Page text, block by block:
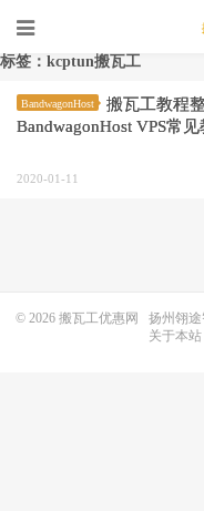
标签：kcptun搬瓦工
BandwagonHost
搬瓦工教程
BandwagonHost VPS常见
2020-01-11
© 2026 搬瓦工优惠网 扬州翎途
关于本站|